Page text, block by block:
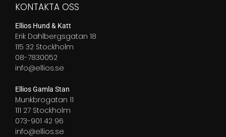
KONTAKTA OSS
Ellios Hund & Katt
Erik Dahlbergsgatan 18
115 32 Stockholm
08-7830052
info@ellios.se
Ellios Gamla Stan
Munkbrogatan 11
111 27 Stockholm
073-901 42 96
info@ellios.se